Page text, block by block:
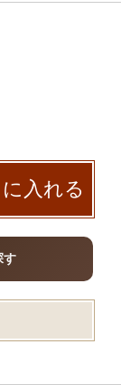
入れる
す